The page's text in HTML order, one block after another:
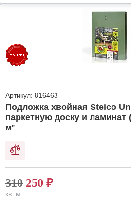
Артикул: 816463
Подложка хвойная Steico
паркетную доску и ламинат
м²
310 250 ₽
кв. м.